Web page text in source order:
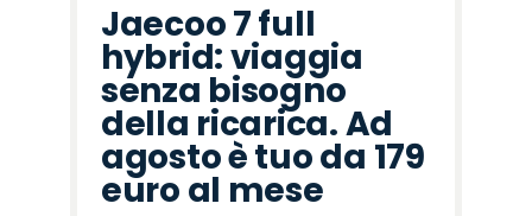
Jaecoo 7 full
hybrid: viaggia
senza bisogno
della ricarica. Ad
agosto è tuo da 179
euro al mese